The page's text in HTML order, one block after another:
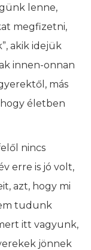
lenne,
megfizetni,
akik idejük
innen-onnan
más
életben
nincs
erre is jó volt,
azt, hogy mi
tudunk
itt vagyunk,
jönnek